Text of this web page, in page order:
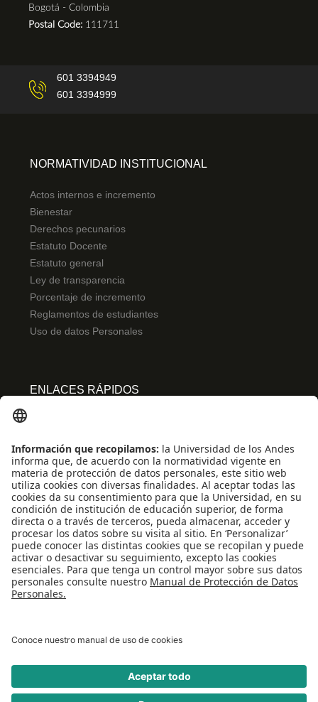
Bogotá - Colombia
Postal Code: 111711
601 3394949
601 3394999
NORMATIVIDAD INSTITUCIONAL
Actos internos e incremento
Bienestar
Derechos pecunarios
Estatuto Docente
Estatuto general
Ley de transparencia
Porcentaje de incremento
Reglamentos de estudiantes
Uso de datos Personales
ENLACES RÁPIDOS
Convivencia y transparencia
Emergencias: Extensión 0000
Eventos destacados
Mapa del Sitio
Multimedia
Noticias
Preguntas frecuentes